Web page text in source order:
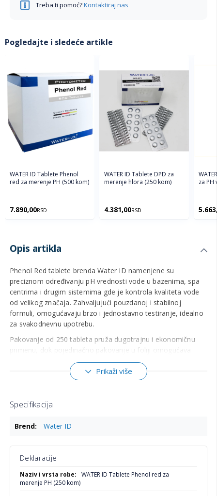
Treba ti pomoć?Kontaktiraj nas
Pogledajte i sledeće artikle
WATER ID Tablete Phenol
red za merenje PH (500 kom)
7.890,00RSD
WATER ID Tablete DPD za
merenje hlora (250 kom)
4.381,00RSD
za PH
Opis artikla
Phenol Red tablete brenda Water ID namenjene su
preciznom određivanju pH vrednosti vode u bazenima, spa
centrima i drugim sistemima gde je kontrola kvaliteta vode
od velikog značaja. Zahvaljujući pouzdanoj i stabilnoj
formuli, omogućavaju brzo i jednostavno testiranje, idealno
za svakodnevnu upotrebu.
Pakovanje od 250 tableta pruža dugotrajnu i ekonomičnu
primenu, dok pojedinačno pakovanje u foliji omogućava
higijensko korišćenje bez rizika od kontaminacije.
Kompatibilne su sa Water ID uređajima, uključujući PoolLab i
se upotreba sa originalnim Water ID testerima.
Prikaži više
Specifikacija
informacija Water ID
Deklaracije
Više
informacija
WATER ID Tablete Phenol red za
merenje PH (250 kom)